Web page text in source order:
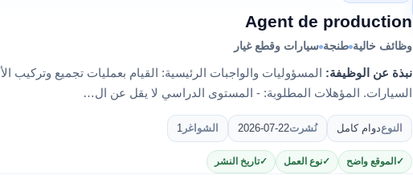
Agent de production
وظائف خالية طنجة سيارات وقطع غيار
نبذة عن الوظيفة: المسؤوليات والواجبات الرئيسية: القيام بعمليات تجميع وتركيب
السيارات. المؤهلات المطلوبة: - المستوى الدراسي لا يقل عن ال…
النوعدوام كامل نُشرت2026-07-22 الشواغر 1
الموقع واضح نوع العمل تاريخ النشر